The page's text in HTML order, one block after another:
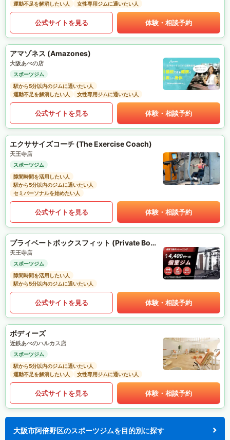
運動不足を解消したい人
女性専用ジムに通いたい人
公式サイトを見る 体験・相談予約
アマゾネス (Amazones)
大阪あべの店
スポーツジム
駅から5分以内のジムに通いたい人
運動不足を解消したい人
女性専用ジムに通いたい人
公式サイトを見る 体験・相談予約
エクササイズコーチ (The Exercise Coach)
天王寺店
スポーツジム
隙間時間を活用したい人
駅から5分以内のジムに通いたい人
セミパーソナルを始めたい人
公式サイトを見る 体験・相談予約
プライベートボックスフィット (Private Box Fit)
天王寺店
スポーツジム
隙間時間を活用したい人
駅から5分以内のジムに通いたい人
公式サイトを見る 体験・相談予約
ボディーズ
近鉄あべのハルカス店
スポーツジム
駅から5分以内のジムに通いたい人
運動不足を解消したい人
女性専用ジムに通いたい人
公式サイトを見る 体験・相談予約
大阪市阿倍野区のスポーツジムを目的別に探す